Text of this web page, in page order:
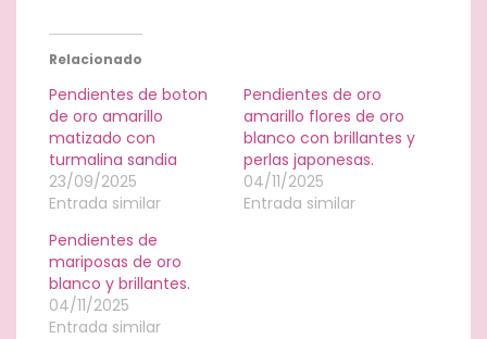
Relacionado
Pendientes de boton
de oro amarillo
matizado con
turmalina sandia
23/09/2025
Entrada similar
Pendientes de oro
amarillo flores de oro
blanco con brillantes y
perlas japonesas.
04/11/2025
Entrada similar
Pendientes de
mariposas de oro
blanco y brillantes.
04/11/2025
Entrada similar